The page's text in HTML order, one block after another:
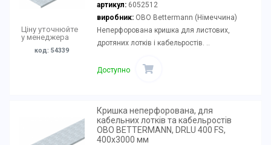
Ціну уточнюйте
у менеджера
код: 54339
артикул: 6052512
виробник:OBO Bettermann (Німеччина)
Неперфорована кришка для листових,
дротяних лотків і кабельростів. ..
Доступно
Кришка неперфорована, для
кабельних лотків та кабельростів
OBO BETTERMANN, DRLU 400 FS,
400х3000 мм